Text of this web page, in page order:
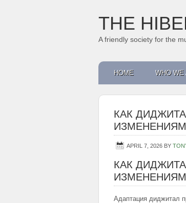
THE
A friendly society for the
HOME WHO WE
КАК
ИЗМЕНЕНИЯМ
APRIL 7, 2026 BY
КАК
ИЗМЕНЕНИЯМ
Адаптация диджитал